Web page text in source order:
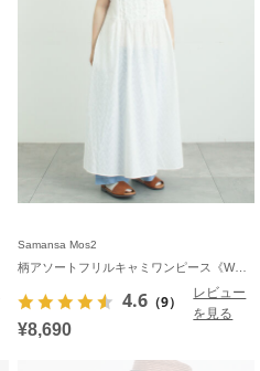
Samansa Mos2
柄アソートフリルキャミワンピース《WEB限定カラーあり》
4.6 （9）
レビュー
を見る
¥8,690